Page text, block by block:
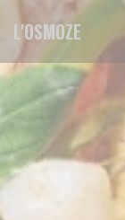
Personnalisation de
L'OSMOZE